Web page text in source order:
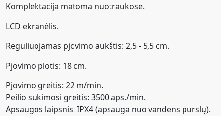
Komplektacija matoma nuotraukose.
LCD ekranėlis.
Reguliuojamas pjovimo aukštis: 2,5 - 5,5 cm.
Pjovimo plotis: 18 cm.
Pjovimo greitis: 22 m/min.
Peilio sukimosi greitis: 3500 aps./min.
Apsaugos laipsnis: IPX4 (apsauga nuo vandens purslų).